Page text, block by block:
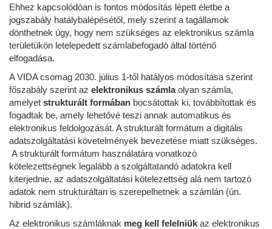
Ehhez kapcsolódóan is fontos módosítás lépett életbe a
jogszabály hatálybalépésétől, mely szerint a tagállamok
dönthetnek úgy, hogy nem szükséges az elektronikus számla
területükön letelepedett számlabefogadó által történő
elfogadása.
A VIDA csomag 2030. július 1-től hatályos módosítása szerint
főszabály szerint az elektronikus számlaolyan számla,
amelyet strukturált formában bocsátottak ki, továbbítottak és
fogadtak be, amely lehetővé teszi annak automatikus és
elektronikus feldolgozását. A strukturált formátum a digitális
adatszolgáltatási követelmények bevezetése miatt szükséges.
A strukturált formátum használatára vonatkozó
kötelezettségnek legalább a szolgáltatandó adatokra kell
kiterjednie, az adatszolgáltatási kötelezettség alá nem tartozó
adatok nem strukturáltan is szerepelhetnek a számlán (ún.
hibrid számlák).
Az elektronikus számláknak meg kell felelniük az elektronikus